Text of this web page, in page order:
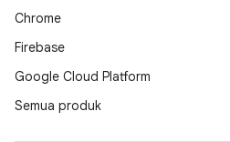
Chrome
Firebase
Google Cloud Platform
Semua produk